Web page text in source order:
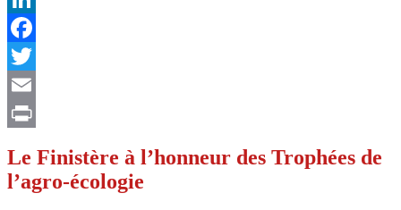
LinkedIn
Facebook
Twitter
Email
Le Finistère à l’honneur des Trophées de
l’agro-écologie